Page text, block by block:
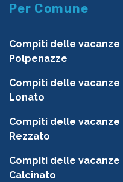
Per Comune
Compiti delle vacanze
Polpenazze
Compiti delle vacanze
Lonato
Compiti delle vacanze
Rezzato
Compiti delle vacanze
Calcinato